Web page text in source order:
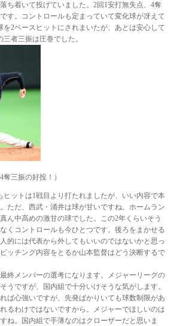
ち着いて投げていました。2回1安打無失点、4奪
す。コントロールも定まっていて変化球が冴えて
を2ベースヒットにされまいたが、あとは安心して
者三振は圧巻でした。
奪三振の好投！）
ヒットは1戦目より打たれましたが、いい内容で本
ただ、西武・涌井は球が甘いですね。ホームラン
ん中高めの激甘の球でした。この2年くらいそう
くコントロールも今ひとつです。後ろをまかせる
的には代表から外してもいいのではないかと思っ
ッチング内容をとるか山本監督はどう決断するで
終メンバーの選考になります。メジャーリーグの
うですが、国内組で十分いけそうな気がします。
ば心強いですが、先発ばかりいても球数制限があ
るわけではないですから。メジャーでほしいのは
ね。国内組で手薄なのはクローザーだと思いま